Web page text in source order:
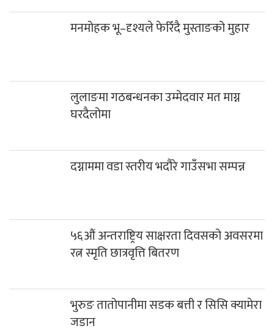
मनमोहक भू–दृश्यले फेरिँदै मुस्ताङको मुहार
लुलाङमा गठबन्धनका उम्मेदवार मत माग्न
घरदैलोमा
दग्नाममा वडा स्तरीय भदौरे गाउँसभा सम्पन्न
५६औं अन्तराष्ट्रिय साक्षरता दिवसको अवसरमा
रत्न स्मृति छात्रवृत्ति बितरण
भुरुङ तातोपानीमा सडक बत्ती र सिसि क्यामेरा
जडान